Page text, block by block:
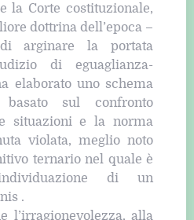
la Corte costituzionale,
dottrina dell’epoca –
arginare la portata
di eguaglianza-
elaborato uno schema
basato sul confronto
situazioni e la norma
violata, meglio noto
ternario nel quale è
di un
.
l’irragionevolezza, alla